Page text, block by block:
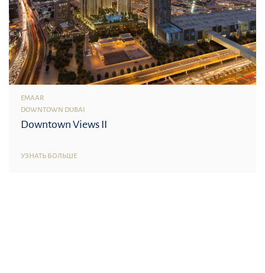
EMAAR
DOWNTOWN DUBAI
Downtown Views II
УЗНАТЬ БОЛЬШЕ